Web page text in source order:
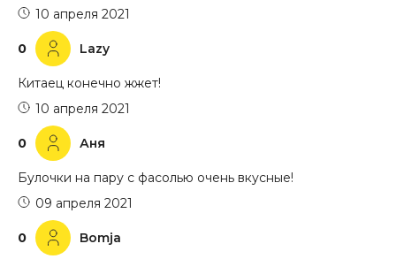
0 Lazy
10 апреля 2021
Китаец конечно жжет!
0 Аня
10 апреля 2021
Булочки на пару с фасолью очень вкусные!
0 Bomja
09 апреля 2021